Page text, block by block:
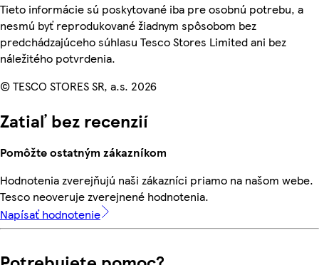
Tieto informácie sú poskytované iba pre osobnú potrebu, a
nesmú byť reprodukované žiadnym spôsobom bez
predchádzajúceho súhlasu Tesco Stores Limited ani bez
náležitého potvrdenia.
© TESCO STORES SR, a.s. 2026
Zatiaľ bez recenzií
Pomôžte ostatným zákazníkom
Hodnotenia zverejňujú naši zákazníci priamo na našom webe.
Tesco neoveruje zverejnené hodnotenia.
Napísať hodnotenie